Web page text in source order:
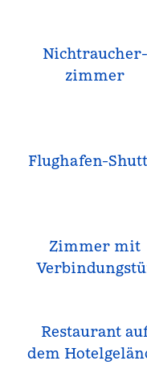
Nichtraucher­
zimmer
Flughafen-
Zimmer mit
Restaurant
dem